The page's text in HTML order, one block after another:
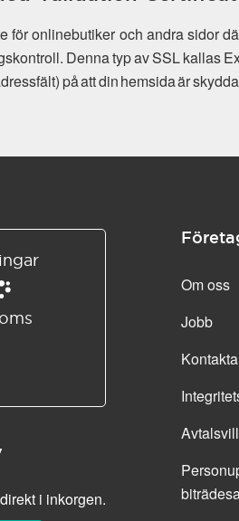
för onlinebutiker och andra sidor
Denna typ av SSL kallas
på att din hemsida är
i inkorgen.
Om oss
Jobb
Kontakta